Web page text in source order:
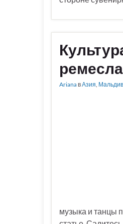
Ariana вАзия
музыка и танцы